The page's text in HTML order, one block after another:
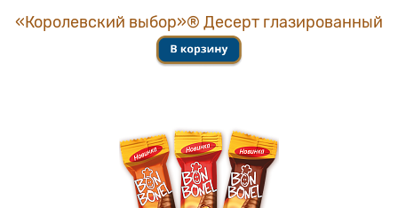
«Королевский выбор»® Десерт глазированный